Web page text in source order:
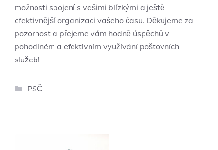
možnosti spojení s vašimi blízkými a ještě
efektivnější organizaci vašeho času. Děkujeme za
pozornost a přejeme vám hodně úspěchů v
pohodlném a efektivním využívání poštovních
služeb!
Rubriky
PSČ